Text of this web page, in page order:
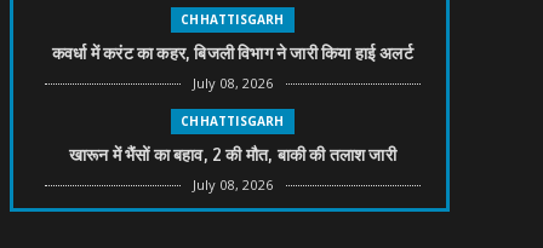
CHHATTISGARH
कवर्धा में करंट का कहर, बिजली विभाग ने जारी किया हाई अलर्ट
July 08, 2026
CHHATTISGARH
खारून में भैंसों का बहाव, 2 की मौत, बाकी की तलाश जारी
July 08, 2026